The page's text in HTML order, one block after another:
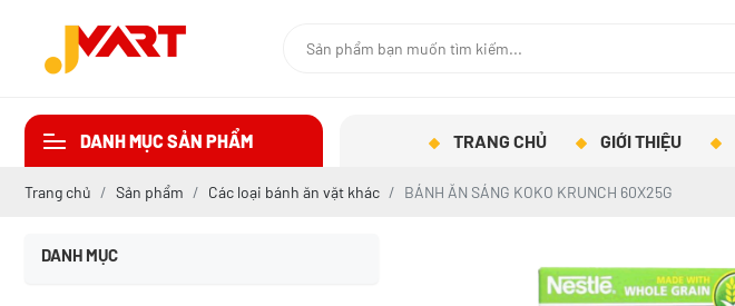
DANH MỤC SẢN PHẨM TRANG CHỦ GIỚI THIỆU
Trang chủ Sản phẩm Các loại bánh ăn vặt khác BÁNH ĂN SÁNG KOKO KRUNCH 60X25G
DANH MỤC